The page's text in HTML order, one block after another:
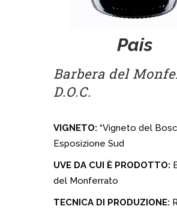
Pais
Barbera del
D.O.C.
VIGNETO: “Vigneto del
Esposizione Sud
UVE DA CUI È PRODOTTO:
del Monferrato
TECNICA DI PRODUZIONE: